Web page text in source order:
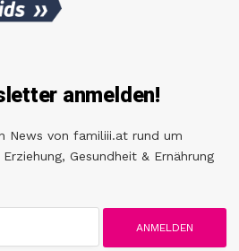
anmelden!
News von familiii.at rund um
Gesundheit & Ernährung